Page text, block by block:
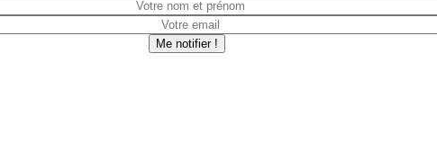
Me notifier !